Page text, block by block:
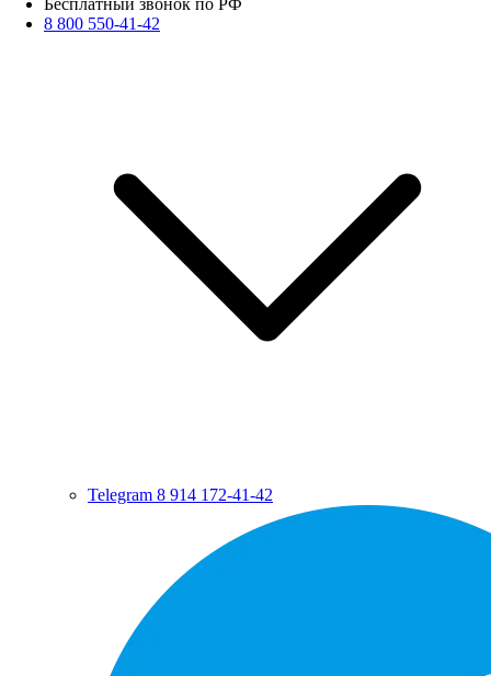
Бесплатный звонок по РФ
8 800 550-41-42
Telegram 8 914 172-41-42